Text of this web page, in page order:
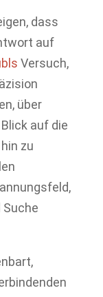
dass
auf
Versuch,
über
auf die
zu
Suche